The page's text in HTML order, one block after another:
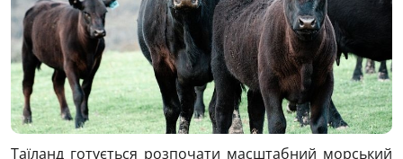
Таїланд готується розпочати масштабний морський